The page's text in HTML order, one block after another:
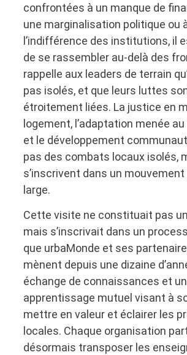
confrontées à un manque de
une marginalisation politique ou
l’indifférence des institutions, il
de se rassembler au-delà des
rappelle aux leaders de terrain
pas isolés, et que leurs luttes
étroitement liées. La justice en
logement, l’adaptation menée au
et le développement
pas des combats locaux isolés,
s’inscrivent dans un
large.
Cette visite ne constituait pas
mais s’inscrivait dans un
que urbaMonde et ses
mènent depuis une dizaine
échange de connaissances et un
apprentissage mutuel visant à
mettre en valeur et éclairer les
locales. Chaque organisation
désormais transposer les